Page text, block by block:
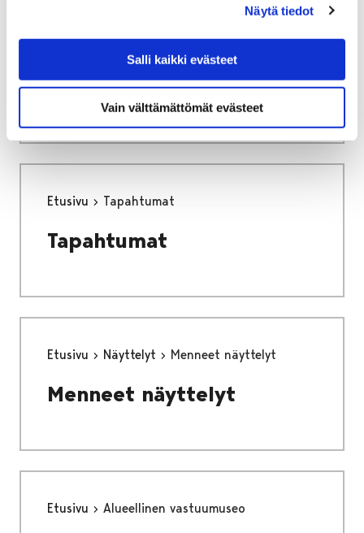
Näytä tiedot
Salli kaikki evästeet
Vain välttämättömät evästeet
Vierailu
Etusivu Tapahtumat
Tapahtumat
Etusivu Näyttelyt Menneet näyttelyt
Menneet näyttelyt
Etusivu Alueellinen vastuumuseo